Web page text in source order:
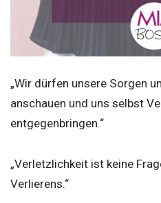
„Wir dürfen unsere Sorgen
anschauen und uns selbst
entgegenbringen.“
„Verletzlichkeit ist keine
Verlierens.“